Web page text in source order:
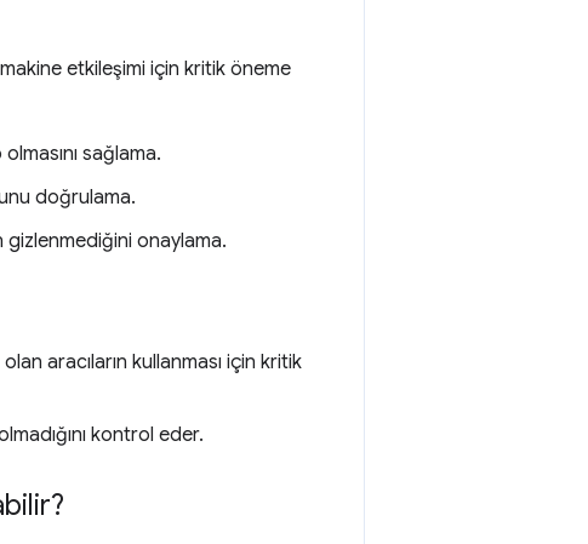
etkileşimi için kritik öneme
sağlama.
doğrulama.
gizlenmediğini onaylama.
aracıların kullanması için kritik
kontrol eder.